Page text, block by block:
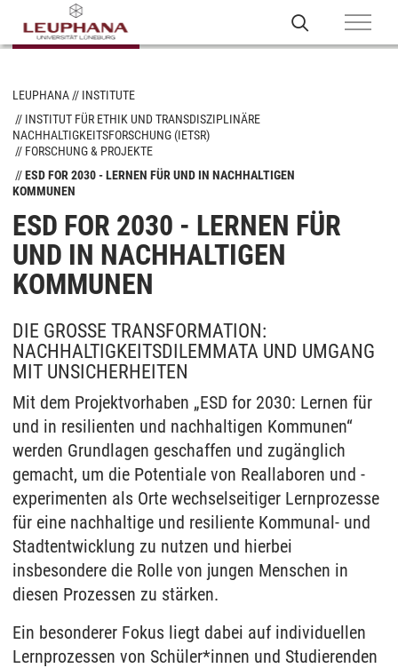
LEUPHANA
INSTITUTE
INSTITUT FÜR ETHIK UND TRANSDISZIPLINÄRE
NACHHALTIGKEITSFORSCHUNG (IETSR)
FORSCHUNG & PROJEKTE
ESD FOR 2030 - LERNEN FÜR UND IN NACHHALTIGEN
KOMMUNEN
ESD FOR 2030 - LERNEN FÜR
UND IN NACHHALTIGEN
KOMMUNEN
DIE GROSSE TRANSFORMATION: N
ACHHALTIGKEITSDILEMMATA UND UMGANG M
IT UNSICHERHEITEN
Mit dem Projektvorhaben „ESD for 2030: Lernen für
und in resilienten und nachhaltigen Kommunen“
werden Grundlagen geschaffen und zugänglich
gemacht, um die Potentiale von Reallaboren und -
experimenten als Orte wechselseitiger Lernprozesse
für eine nachhaltige und resiliente Kommunal- und
Stadtentwicklung zu nutzen und hierbei
insbesondere die Rolle von jungen Menschen in
diesen Prozessen zu stärken.
Ein besonderer Fokus liegt dabei auf individuellen
Lernprozessen von Schüler*innen und Studierenden